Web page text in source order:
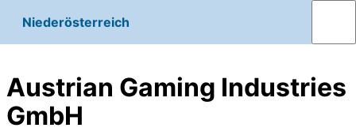
Niederösterreich
Austrian Gaming Industries
GmbH